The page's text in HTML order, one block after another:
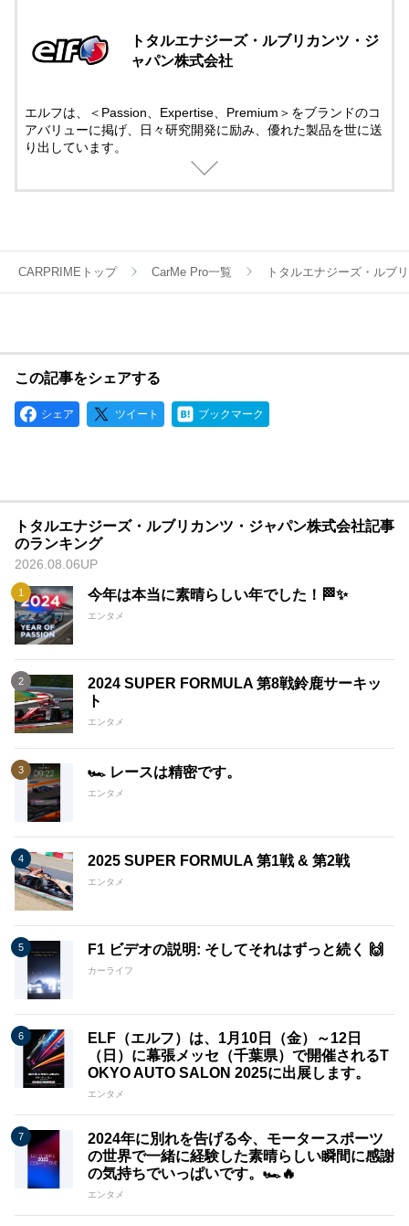
トタルエナジーズ・ルブリカンツ・ジ
ャパン株式会社
エルフは、＜Passion、Expertise、Premium＞をブランドのコ
アバリューに掲げ、日々研究開発に励み、優れた製品を世に送
り出しています。
モータースポーツには50年以上にも及び先進テクノロジーでサ
ブランドとして、エルフの製品は世界中のお客様から信頼され
ています。
CARPRIMEトップ CarMe Pro一覧 トタルエナジーズ・ルブ
この記事をシェアする
シェア ツイート ブックマーク
トタルエナジーズ・ルブリカンツ・ジャパン株式会社記事
のランキング
2026.08.06UP
今年は本当に素晴らしい年でした！🏁✨
エンタメ
2024 SUPER FORMULA 第8戦鈴鹿サーキッ
ト
エンタメ
🏎️ レースは精密です。
エンタメ
2025 SUPER FORMULA 第1戦 & 第2戦
エンタメ
F1 ビデオの説明: そしてそれはずっと続く 🙌
カーライフ
ELF（エルフ）は、1月10日（金）～12日
（日）に幕張メッセ（千葉県）で開催されるT
OKYO AUTO SALON 2025に出展します。
エンタメ
2024年に別れを告げる今、モータースポーツ
の世界で一緒に経験した素晴らしい瞬間に感謝
の気持ちでいっぱいです。🏎️🔥
エンタメ